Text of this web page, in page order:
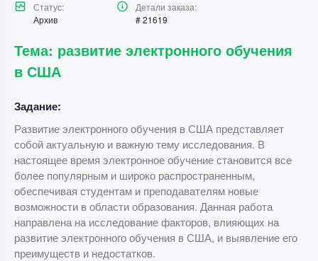
Статус:
Архив
Детали заказа:
# 21619
Тема: развитие электронного обучения
в США
Задание:
Развитие электронного обучения в США представляет
собой актуальную и важную тему исследования. В
настоящее время электронное обучение становится все
более популярным и широко распространенным,
обеспечивая студентам и преподавателям новые
возможности в области образования. Данная работа
направлена на исследование факторов, влияющих на
развитие электронного обучения в США, и выявление его
преимуществ и недостатков.